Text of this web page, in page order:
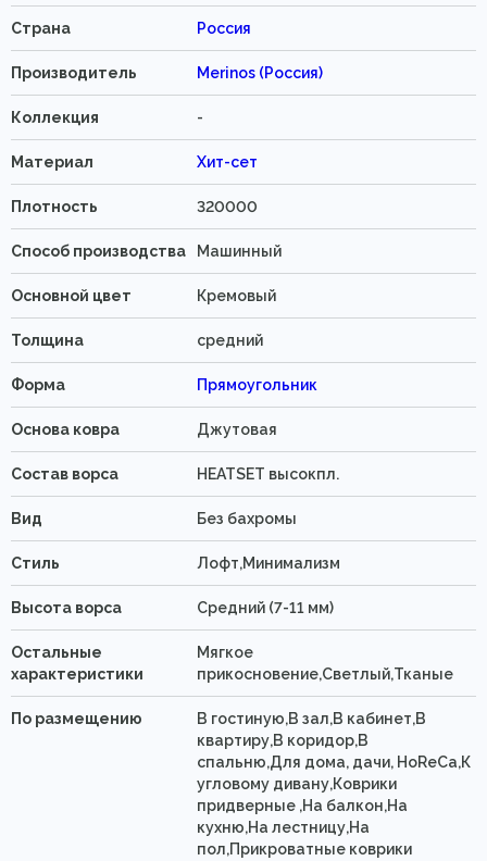
Страна Россия
Производитель Merinos (Россия)
Коллекция -
Материал Хит-сет
Плотность 320000
Способ производства Машинный
Основной цвет Кремовый
Толщина средний
Форма Прямоугольник
Основа ковра Джутовая
Состав ворса HEATSET высокпл.
Вид Без бахромы
Стиль Лофт,Минимализм
Высота ворса Средний (7-11 мм)
Остальные
характеристики
Мягкое
прикосновение,Светлый,Тканые
По размещению
В гостиную,В зал,В кабинет,В
квартиру,В коридор,В
спальню,Для дома, дачи, HoReCa,К
угловому дивану,Коврики
придверные ,На балкон,На
кухню,На лестницу,На
пол,Прикроватные коврики